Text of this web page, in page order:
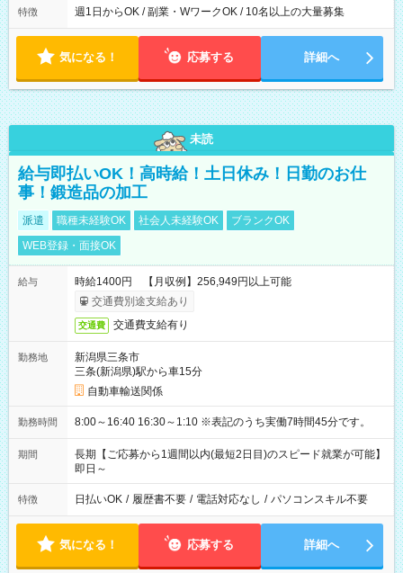
特徴 週1日からOK / 副業・WワークOK / 10名以上の大量募集
気になる！ 応募する 詳細へ
未読
給与即払いOK！高時給！土日休み！日勤のお仕
事！鍛造品の加工
派遣 職種未経験OK 社会人未経験OK
ブランクOK
WEB登録・面接OK
給与
時給1400円 【月収例】256,949円以上可能
交通費別途支給あり
交通費 交通費支給有り
勤務地
新潟県三条市
三条(新潟県)駅から車15分
自動車輸送関係
勤務時間 8:00～16:40 16:30～1:10 ※表記のうち実働7時間45分です。
期間
長期【ご応募から1週間以内(最短2日目)のスピード就業が可能】
即日～
特徴 日払いOK / 履歴書不要 / 電話対応なし / パソコンスキル不要
気になる！ 応募する 詳細へ